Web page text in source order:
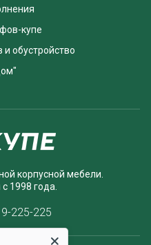
купе
и обустройство
корпусной мебели.
1998 года.
225-225